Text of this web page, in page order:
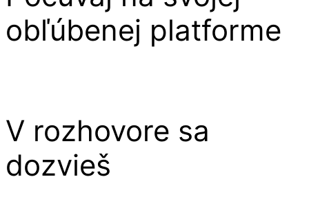
obľúbenej platforme
V rozhovore sa
dozvieš